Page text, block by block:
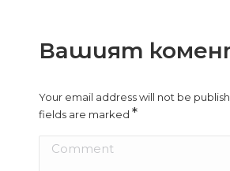
Вашият
Your email address will not be
fields are marked*
Comment